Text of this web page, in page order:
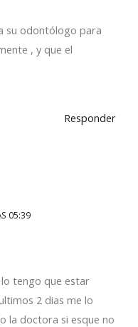
su odontólogo para
, y que el
Responder
05:39
tengo que estar
2 dias me lo
la doctora si esque no